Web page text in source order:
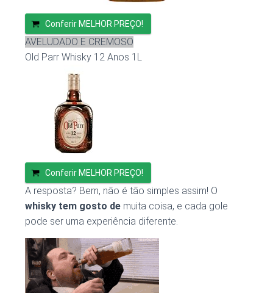
Conferir MELHOR PREÇO!
AVELUDADO E CREMOSO
Old Parr Whisky 12 Anos 1L
Conferir MELHOR PREÇO!
A resposta? Bem, não é tão simples assim! O
whisky tem gosto de muita coisa, e cada gole
pode ser uma experiência diferente.